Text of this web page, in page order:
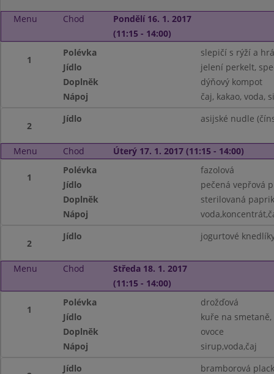
Menu Chod
Pondělí 16. 1. 2017
(11:15 - 14:00)
1
Polévka
slepičí s rýží a
Jídlo
jelení perkelt,
Doplněk
dýňový kompot
Nápoj
čaj, kakao, voda,
2
Jídlo asijské nudle
Menu Chod Úterý 17. 1. 2017 (11:15 - 14:00)
1
Polévka
fazolová
Jídlo
pečená vepřová
Doplněk
sterilovaná
Nápoj
2
Jídlo jogurtové
Menu Chod
Středa 18. 1. 2017
(11:15 - 14:00)
1
Polévka
drožďová
Jídlo
kuře na
Doplněk
ovoce
Nápoj
sirup,voda,čaj
Jídlo bramborová